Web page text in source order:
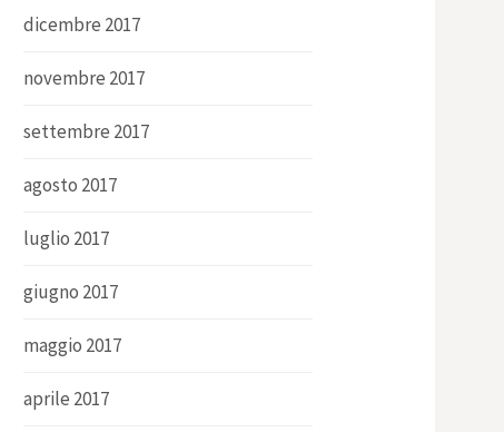
dicembre 2017
novembre 2017
settembre 2017
agosto 2017
luglio 2017
giugno 2017
maggio 2017
aprile 2017